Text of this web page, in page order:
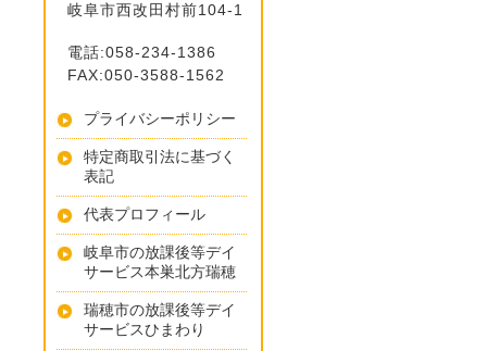
岐阜市西改田村前104-1
電話:058-234-1386
FAX:050-3588-1562
プライバシーポリシー
特定商取引法に基づく
表記
代表プロフィール
岐阜市の放課後等デイ
サービス本巣北方瑞穂
瑞穂市の放課後等デイ
サービスひまわり